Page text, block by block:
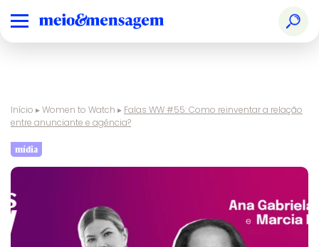
Início ▸Women to Watch ▸ Falas WW #55: Como reinventar a relação
entre anunciante e agência?
mídia